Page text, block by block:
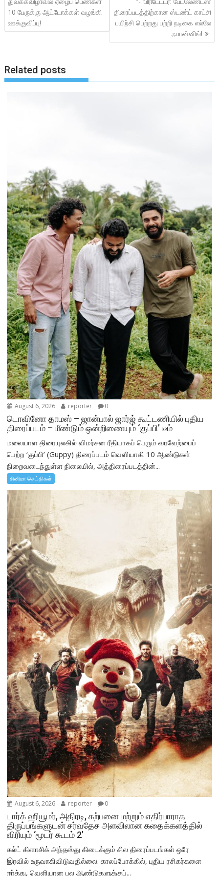
k p
10 பேருக்கு ஆட்டோக்கள் வழங்கி
ஊக்குவிப்பு!
திரைப்படத்திற்கான ஸ்டண்ட் காட்சி
பயிற்சி பெற்றது பற்றி நடிகை எல்லே
ஃபான்னிங்!
Related posts
August 6, 2026 reporter 0
டொவினோ தாமஸ் – ஜான்பால் ஜார்ஜ் கூட்டணியில் புதிய
திரைப்படம் – மீண்டும் ஒன்றிணையும் ‘குப்பி’ டீம்
மலையாள திரையுலகில் விமர்சன ரீதியாகப் பெரும் வரவேற்பைப்
பெற்ற ‘குப்பி’ (Guppy) திரைப்படம் வெளியாகி 10 ஆண்டுகள்
நிறைவடைந்துள்ள நிலையில், அத்திரைப்படத்தின்...
சினிமா செய்திகள்
August 6, 2026 reporter 0
டார்க் ஹியூமர், அதிரடி, கற்பனை மற்றும் எதிர்பாராத
திருப்பங்களுடன் சர்வதேச அளவிலான கதைக்களத்தில்
விரியும் ‘மூடர் கூடம் 2’
கல்ட் கிளாசிக் அந்தஸ்து கிடைக்கும் சில திரைப்படங்கள் ஒரே
இரவில் உருவாகிவிடுவதில்லை. காலப்போக்கில், புதிய ரசிகர்களை
ஈர்த்து, வெளியான பல ஆண்டுகளுக்குப்...